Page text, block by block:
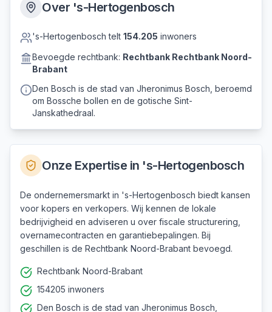
Over 's-Hertogenbosch
's-Hertogenbosch telt 154.205 inwoners
Bevoegde rechtbank: Rechtbank Rechtbank Noord-
Brabant
Den Bosch is de stad van Jheronimus Bosch, beroemd
om Bossche bollen en de gotische Sint-
Janskathedraal.
Onze Expertise in 's-Hertogenbosch
De ondernemersmarkt in 's-Hertogenbosch biedt kansen
voor kopers en verkopers. Wij kennen de lokale
bedrijvigheid en adviseren u over fiscale structurering,
overnamecontracten en garantiebepalingen. Bij
geschillen is de Rechtbank Noord-Brabant bevoegd.
Rechtbank Noord-Brabant
154205 inwoners
Den Bosch is de stad van Jheronimus Bosch,